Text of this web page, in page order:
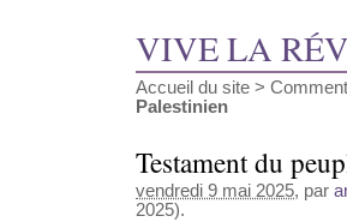
VIVE LA
Accueil du site >
Palestinien
Testament du
vendredi 9 mai 2025, par
2025).